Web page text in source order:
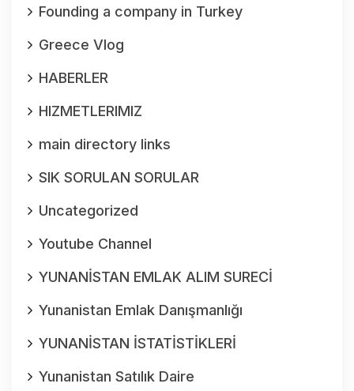
Founding a company in Turkey
Greece Vlog
HABERLER
HIZMETLERIMIZ
main directory links
SIK SORULAN SORULAR
Uncategorized
Youtube Channel
YUNANİSTAN EMLAK ALIM SURECİ
Yunanistan Emlak Danışmanlığı
YUNANİSTAN İSTATİSTİKLERİ
Yunanistan Satılık Daire